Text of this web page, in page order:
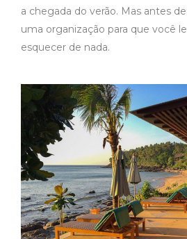
a chegada do verão. Mas antes
uma organização para que você
esquecer de nada.